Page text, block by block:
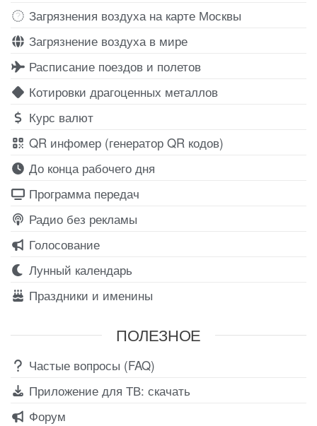
Загрязнения воздуха на карте Москвы
Загрязнение воздуха в мире
Расписание поездов и полетов
Котировки драгоценных металлов
Курс валют
QR инфомер (генератор QR кодов)
До конца рабочего дня
Программа передач
Радио без рекламы
Голосование
Лунный календарь
Праздники и именины
ПОЛЕЗНОЕ
Частые вопросы (FAQ)
Приложение для ТВ: скачать
Форум